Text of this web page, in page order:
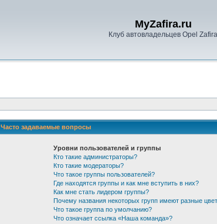
MyZafira.ru
Клуб автовладельцев Opel Zafira
Часто задаваемые вопросы
Уровни пользователей и группы
Кто такие администраторы?
Кто такие модераторы?
Что такое группы пользователей?
Где находятся группы и как мне вступить в них?
Как мне стать лидером группы?
Почему названия некоторых групп имеют разные
Что такое группа по умолчанию?
Что означает ссылка «Наша команда»?